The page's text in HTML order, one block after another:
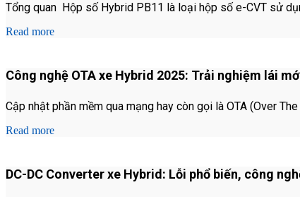
Tổng quan Hộp số Hybrid PB11 là loại hộp số e-CVT sử
Read more
Công nghệ OTA xe Hybrid 2025: Trải nghiệm lái
Cập nhật phần mềm qua mạng hay còn gọi là OTA (Over
Read more
DC-DC Converter xe Hybrid: Lỗi phổ biến, công